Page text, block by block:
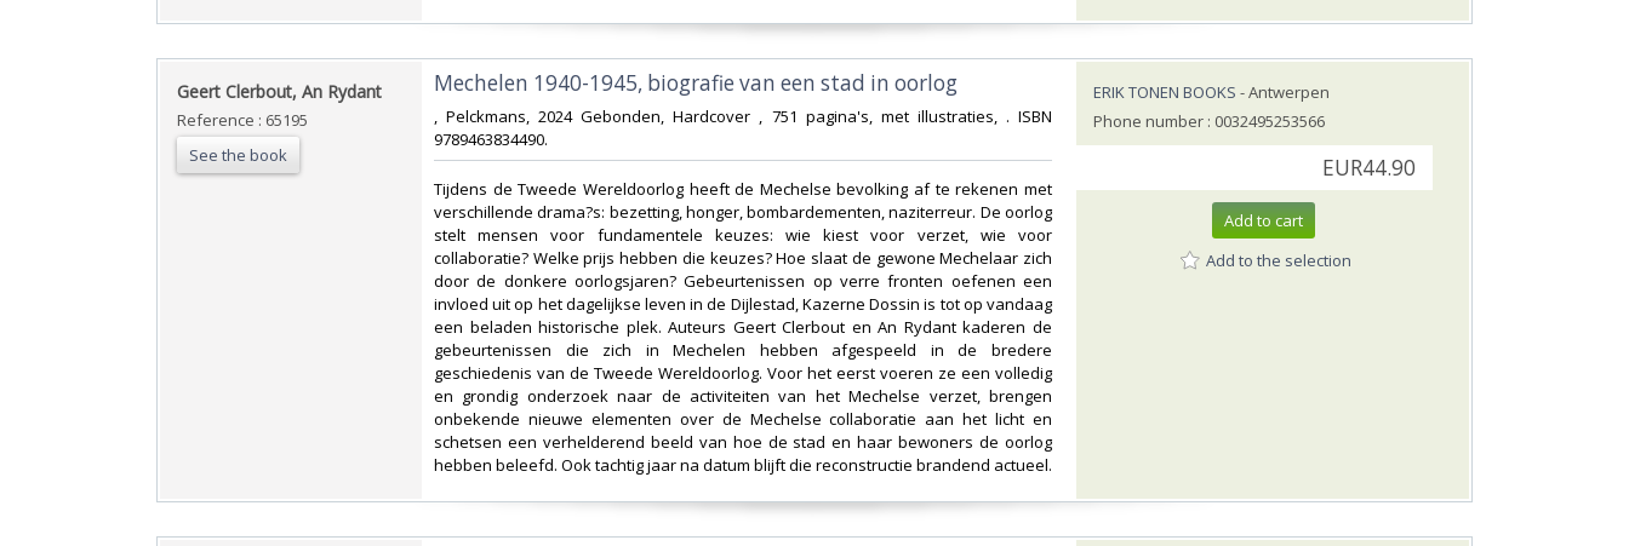
‎Geert Clerbout, An Rydant‎
Reference : 65195
See the book
‎Mechelen 1940-1945, biografie van een stad in oorlog‎
‎, Pelckmans, 2024 Gebonden, Hardcover , 751 pagina's, met illustraties, . ISBN
9789463834490.‎
‎Tijdens de Tweede Wereldoorlog heeft de Mechelse bevolking af te rekenen met
verschillende drama?s: bezetting, honger, bombardementen, naziterreur. De oorlog
stelt mensen voor fundamentele keuzes: wie kiest voor verzet, wie voor
collaboratie? Welke prijs hebben die keuzes? Hoe slaat de gewone Mechelaar zich
door de donkere oorlogsjaren? Gebeurtenissen op verre fronten oefenen een
invloed uit op het dagelijkse leven in de Dijlestad, Kazerne Dossin is tot op vandaag
een beladen historische plek. Auteurs Geert Clerbout en An Rydant kaderen de
gebeurtenissen die zich in Mechelen hebben afgespeeld in de bredere
geschiedenis van de Tweede Wereldoorlog. Voor het eerst voeren ze een volledig
en grondig onderzoek naar de activiteiten van het Mechelse verzet, brengen
onbekende nieuwe elementen over de Mechelse collaboratie aan het licht en
schetsen een verhelderend beeld van hoe de stad en haar bewoners de oorlog
hebben beleefd. Ook tachtig jaar na datum blijft die reconstructie brandend actueel.‎
ERIK TONEN BOOKS - Antwerpen
Phone number : 0032495253566
EUR44.90
Add to cart
Add to the selection